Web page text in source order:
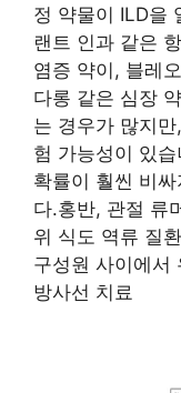
정 약물이 ILD을
랜트 인과 같은
염증 약이, 블레
다롱 같은 심장
는 경우가 많지
험 가능성이 있
확률이 훨씬 비
다.홍반, 관절 류
위 식도 역류 질
구성원 사이에서
방사선 치료